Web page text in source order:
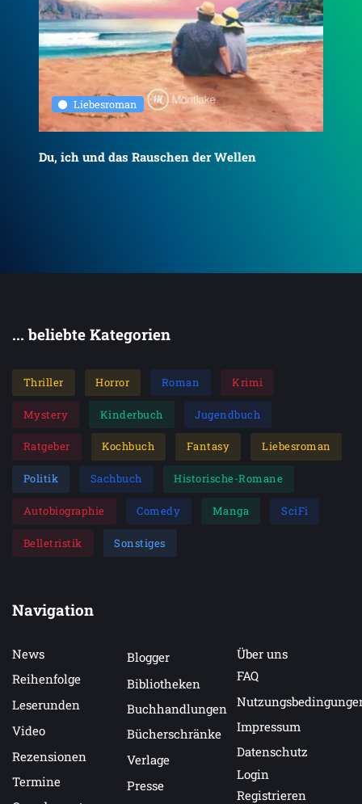
Liebesroman
Du, ich und das Rauschen der Wellen
... beliebte Kategorien
Thriller Horror Roman Krimi
Mystery Kinderbuch Jugendbuch
Ratgeber Kochbuch Fantasy Liebesroman
Politik Sachbuch Historische-Romane
Autobiographie Comedy Manga SciFi
Belletristik Sonstiges
Navigation
News
Reihenfolge
Leserunden
Video
Rezensionen
Termine
Blogger
Bibliotheken
Buchhandlungen
Bücherschränke
Verlage
Presse
Über uns
FAQ
Impressum
Datenschutz
Login
Registrieren